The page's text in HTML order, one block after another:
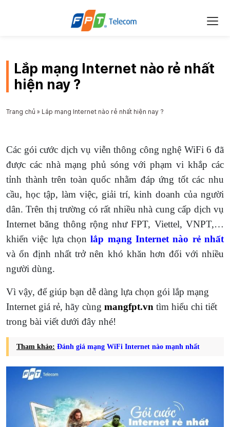
Lắp mạng Internet nào rẻ nhất
hiện nay ?
Trang chủ » Lắp mạng Internet nào rẻ nhất hiện nay ?
Các gói cước dịch vụ viễn thông công nghệ WiFi 6 đã
được các nhà mạng phủ sóng với phạm vi khắp các
tỉnh thành trên toàn quốc nhằm đáp ứng tốt các nhu
cầu, học tập, làm việc, giải trí, kinh doanh của người
dân. Trên thị trường có rất nhiều nhà cung cấp dịch vụ
Internet băng thông rộng như FPT, Viettel, VNPT,…
khiến việc lựa chọnlắp mạng Internet nào rẻ nhất
và ổn định nhất trở nên khó khăn hơn đối với nhiều
người dùng.
Vì vậy, để giúp bạn dễ dàng lựa chọn gói lắp mạng
Internet giá rẻ, hãy cùng mangfpt.vn tìm hiểu chi tiết
trong bài viết dưới đây nhé!
Tham khảo: Đánh giá mạng WiFi Internet nào mạnh nhất